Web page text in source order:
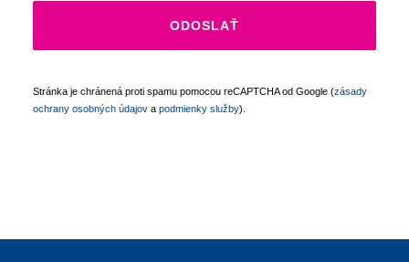
Stránka je chránená proti spamu pomocou reCAPTCHA od Google (zásady
ochrany osobných údajov a podmienky služby).